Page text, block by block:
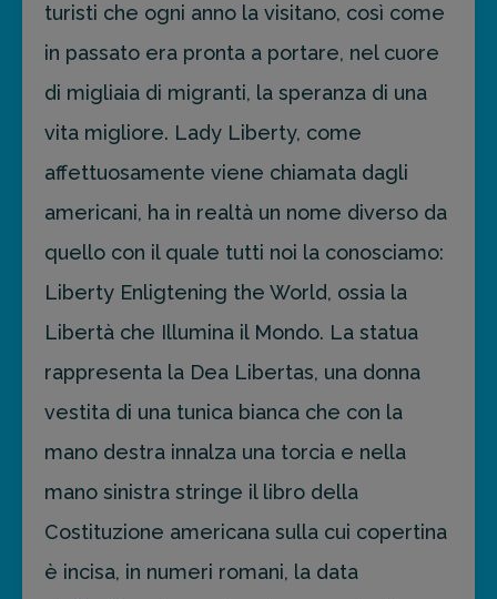
turisti che ogni anno la visitano, così come
in passato era pronta a portare, nel cuore
di migliaia di migranti, la speranza di una
vita migliore. Lady Liberty, come
affettuosamente viene chiamata dagli
americani, ha in realtà un nome diverso da
quello con il quale tutti noi la conosciamo:
Liberty Enligtening the World, ossia la
Libertà che Illumina il Mondo. La statua
rappresenta la Dea Libertas, una donna
vestita di una tunica bianca che con la
mano destra innalza una torcia e nella
mano sinistra stringe il libro della
Costituzione americana sulla cui copertina
è incisa, in numeri romani, la data